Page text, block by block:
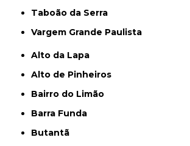
Taboão da Serra
Vargem Grande Paulista
Alto da Lapa
Alto de Pinheiros
Bairro do Limão
Barra Funda
Butantã